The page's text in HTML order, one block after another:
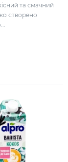
та смачний
створено